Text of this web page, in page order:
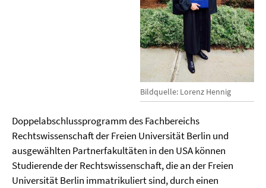
Bildquelle: Lorenz Hennig
Doppelabschlussprogramm des Fachbereichs
Rechtswissenschaft der Freien Universität Berlin und
ausgewählten Partnerfakultäten in den USA können
Studierende der Rechtswissenschaft, die an der Freien
Universität Berlin immatrikuliert sind, durch einen